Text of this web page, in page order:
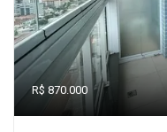
R$ 870.000